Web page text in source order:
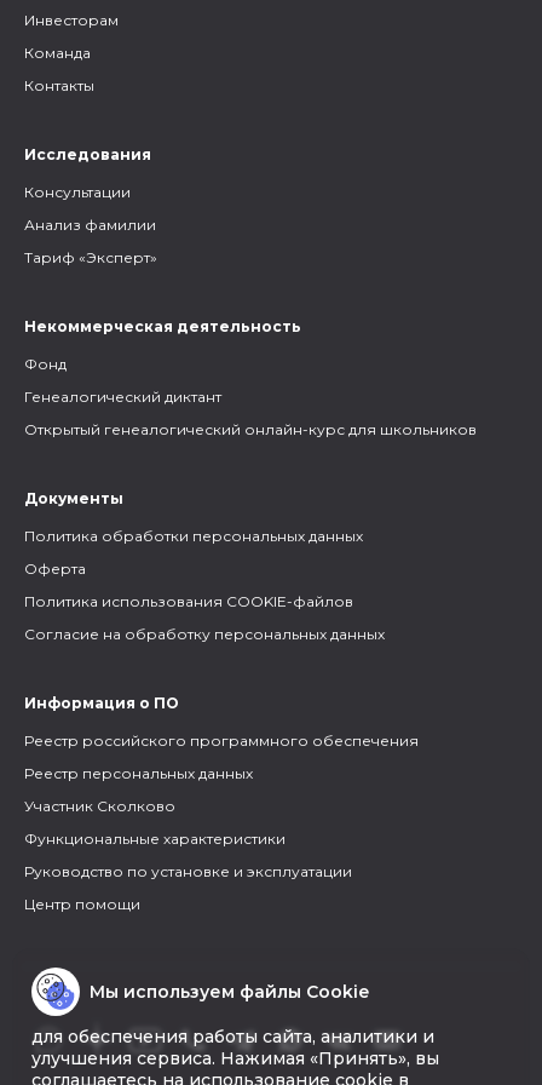
Инвесторам
Команда
Контакты
Исследования
Консультации
Анализ фамилии
Тариф «Эксперт»
Некоммерческая деятельность
Фонд
Генеалогический диктант
Открытый генеалогический онлайн-курс для школьников
Документы
Политика обработки персональных данных
Оферта
Политика использования COOKIE-файлов
Согласие на обработку персональных данных
Информация о ПО
Реестр российского программного обеспечения
Реестр персональных данных
Участник Сколково
Функциональные характеристики
Руководство по установке и эксплуатации
Центр помощи
Мы используем файлы Cookie
для обеспечения работы сайта, аналитики и
улучшения сервиса. Нажимая «Принять», вы
соглашаетесь на использование cookie в